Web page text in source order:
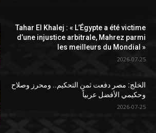
Tahar El Khalej : « L’Égypte a été victime
d’une injustice arbitrale, Mahrez parmi
les meilleurs du Mondial »
2026-07-25
الخلج: مصر دفعت ثمن التحكيم.. ومحرز وصلاح
وحكيمي الأفضل عربياً
2026-07-25